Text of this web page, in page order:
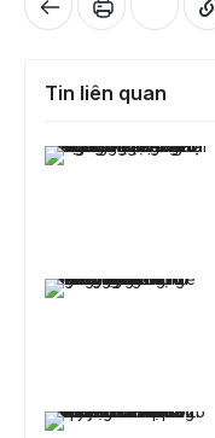
Tin liên quan
Công nghệ AR tái hiện sống động nghệ thuật rối nước Việt tại triển lãm “THE ARt of WATER”
Gala Vọng Đông 2025: Hành trình từ “Mộng” đến “Thực” sưởi ấm giấc mơ trẻ em vùng cao
Phía sau hào quang sân khấu: Hành trình tập luyện của Mr & Miss Bách khoa 2025